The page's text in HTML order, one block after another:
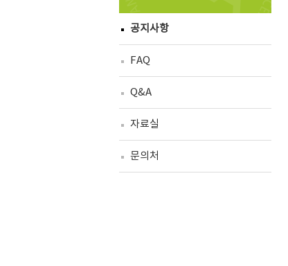
공지사항
FAQ
Q&A
자료실
문의처